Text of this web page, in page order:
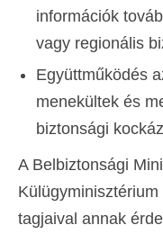
információk
vagy regionális
Együttműködés
menekültek és
biztonsági
A Belbiztonsági
tagjaival annak